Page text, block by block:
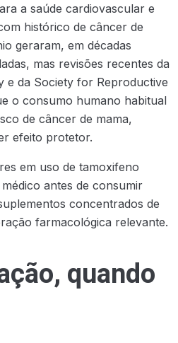
a saúde cardiovascular e
histórico de câncer de
geraram, em décadas
mas revisões recentes da
e da Society for Reproductive
o consumo humano habitual
de câncer de mama,
efeito protetor.
em uso de tamoxifeno
antes de consumir
concentrados de
farmacológica relevante.
quando